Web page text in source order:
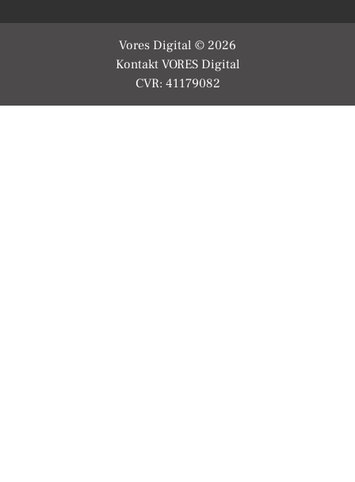
Vores Digital © 2026
Kontakt VORES Digital
CVR: 41179082